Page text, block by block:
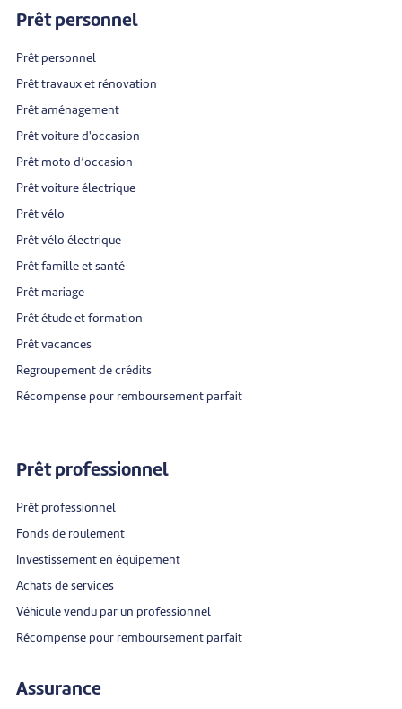
Prêt personnel
Prêt personnel
Prêt travaux et rénovation
Prêt aménagement
Prêt voiture d'occasion
Prêt moto d’occasion
Prêt voiture électrique
Prêt vélo
Prêt vélo électrique
Prêt famille et santé
Prêt mariage
Prêt étude et formation
Prêt vacances
Regroupement de crédits
Récompense pour remboursement parfait
Prêt professionnel
Prêt professionnel
Fonds de roulement
Investissement en équipement
Achats de services
Véhicule vendu par un professionnel
Récompense pour remboursement parfait
Assurance